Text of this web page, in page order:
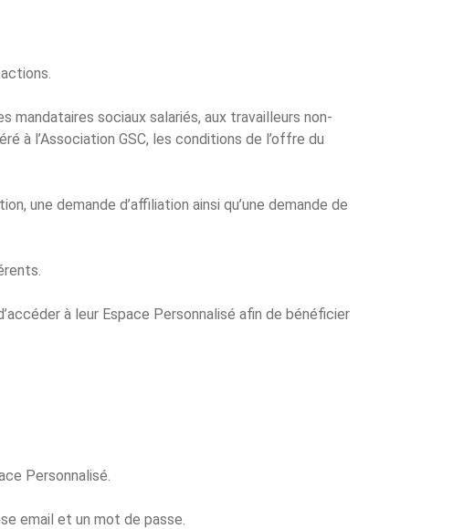
sociaux salariés, aux travailleurs non-
à l’Association GSC, les conditions de l’offre du
une demande d’affiliation ainsi qu’une demande de
à leur Espace Personnalisé afin de bénéficier
Personnalisé.
email et un mot de passe.